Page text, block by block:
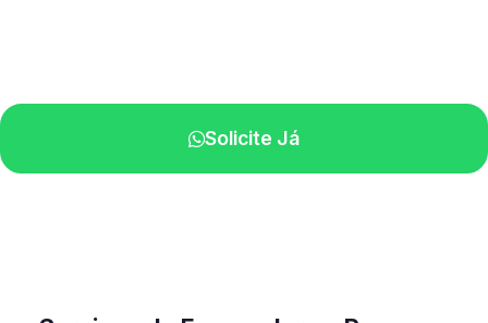
Solicite Já